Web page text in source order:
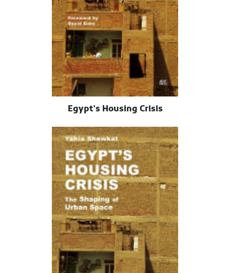
Egypt's Housing Crisis